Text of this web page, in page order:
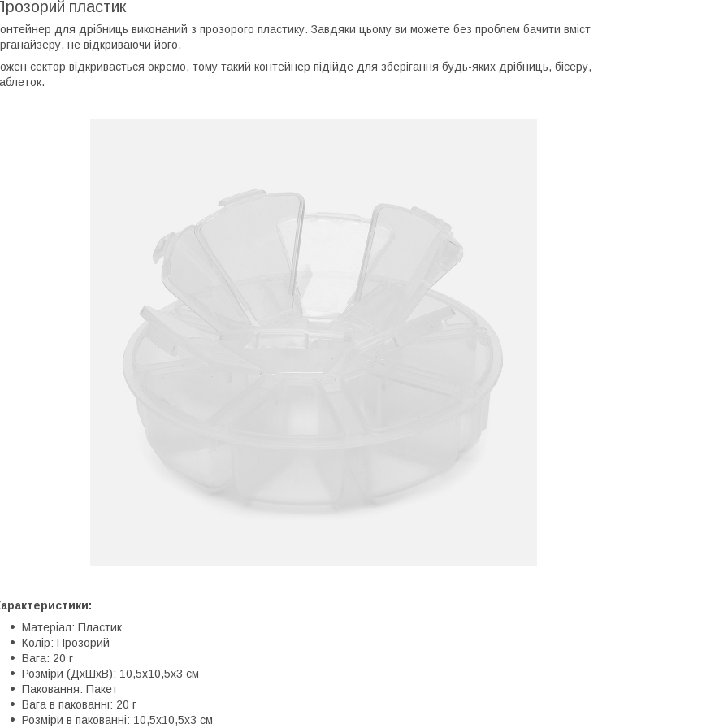
пластик
для дрібниць виконаний з прозорого пластику. Завдяки цьому ви можете без проблем бачити вміст
не відкриваючи його.
сектор відкривається окремо, тому такий контейнер підійде для зберігання будь-яких дрібниць, бісеру,
Матеріал: Пластик
Колір: Прозорий
Вага: 20 г
Розміри (ДхШхВ): 10,5х10,5х3 см
Паковання: Пакет
Вага в пакованні: 20 г
Розміри в пакованні: 10,5х10,5х3 см